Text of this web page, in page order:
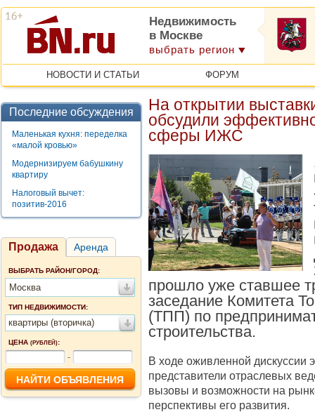
Недвижимость
в Москве
выбрать регион
НОВОСТИ И СТАТЬИ ФОРУМ
Последние обсуждения
Маленькая кухня: переделка
«малой кровью»
Модернизируем бабушкину
квартиру
Налоговый вычет:
позитив-2016
Продажа Аренда
ВЫБРАТЬ РАЙОН/ГОРОД:
Москва
ТИП НЕДВИЖИМОСТИ:
квартиры (вторичка)
ЦЕНА (РУБЛЕЙ):
-
На открытии
обсудили
сферы ИЖС
прошло уже ставшее
заседание Комитета
(ТПП) по
строительства.
В ходе оживленной дискуссии
представители отраслевых
вызовы и возможности на
перспективы его развития.